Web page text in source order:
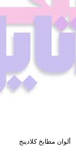
ألوان مطابخ كلادينج